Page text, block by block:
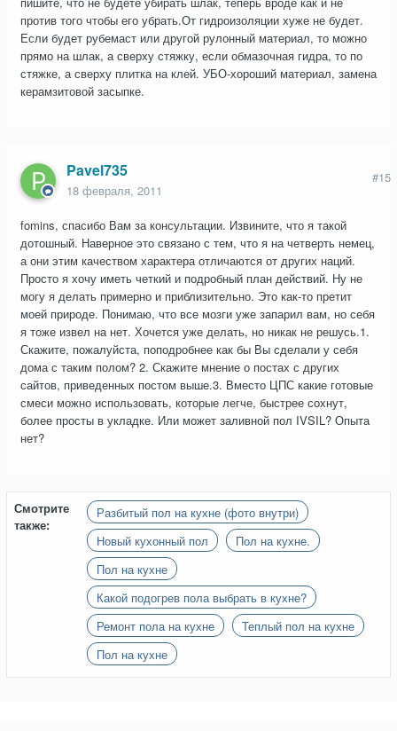
против того чтобы его убрать.От гидроизоляции хуже не будет.
Если будет рубемаст или другой рулонный материал, то можно
прямо на шлак, а сверху стяжку, если обмазочная гидра, то по
стяжке, а сверху плитка на клей. УБО-хороший материал, замена
керамзитовой засыпке.
Pavel735
18 февраля, 2011
#15
fomins, спасибо Вам за консультации. Извините, что я такой
дотошный. Наверное это связано с тем, что я на четверть немец,
а они этим качеством характера отличаются от других наций.
Просто я хочу иметь четкий и подробный план действий. Ну не
могу я делать примерно и приблизительно. Это как-то претит
моей природе. Понимаю, что все мозги уже запарил вам, но себя
я тоже извел на нет. Хочется уже делать, но никак не решусь.1.
Скажите, пожалуйста, поподробнее как бы Вы сделали у себя
дома с таким полом? 2. Скажите мнение о постах с других
сайтов, приведенных постом выше.3. Вместо ЦПС какие готовые
смеси можно использовать, которые легче, быстрее сохнут,
более просты в укладке. Или может заливной пол IVSIL? Опыта
нет?
Смотрите
также:
Разбитый пол на кухне (фото внутри)
Новый кухонный пол
Пол на кухне.
Пол на кухне
Какой подогрев пола выбрать в кухне?
Ремонт пола на кухне
Теплый пол на кухне
Пол на кухне